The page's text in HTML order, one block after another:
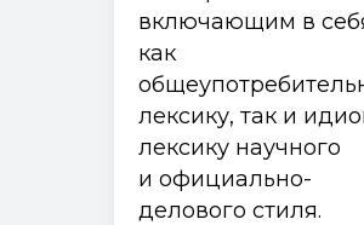
включающим в
как
лексику, так и
лексику научного
и официально-
делового стиля.